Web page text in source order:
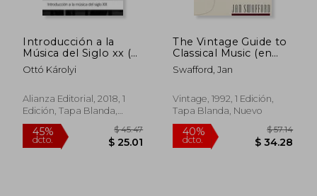
Introducción a la
Música del Siglo xx (el
Libro de Bolsillo -
Humanidades)
Ottó Károlyi
Alianza Editorial, 2018, 1
Edición, Tapa Blanda,
Nuevo
The Vintage Guide to
Classical Music (en
Inglés)
Swafford, Jan
Vintage, 1992, 1 Edición,
Tapa Blanda, Nuevo